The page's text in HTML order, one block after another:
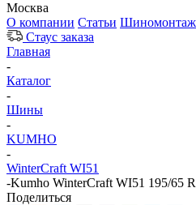
Москва
О компании Статьи Шиномонтаж
Стаус заказа
Главная
-
Каталог
-
Шины
-
KUMHO
-
WinterCraft WI51
-Kumho WinterCraft WI51 195/65
Поделиться